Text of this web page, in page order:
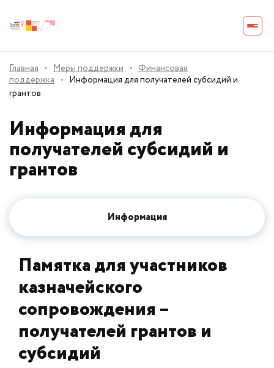
Главная · Меры поддержки · Финансовая
поддержка · Информация для получателей субсидий и
грантов
Информация для
получателей субсидий и
грантов
Информация
Памятка для участников
казначейского
сопровождения –
получателей грантов и
субсидий